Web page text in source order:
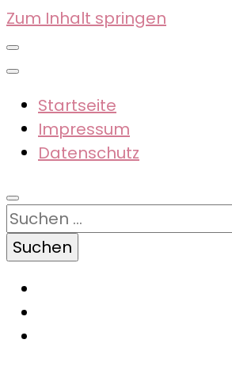
Zum Inhalt springen
Startseite
Impressum
Datenschutz
Suchen
nach: